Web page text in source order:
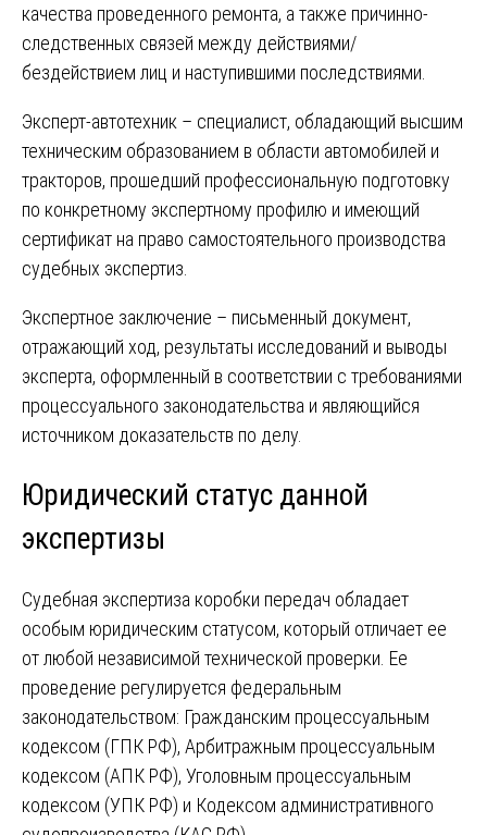
качества проведенного ремонта, а также причинно-
следственных связей между действиями/
бездействием лиц и наступившими последствиями.
Эксперт-автотехник – специалист, обладающий высшим
техническим образованием в области автомобилей и
тракторов, прошедший профессиональную подготовку
по конкретному экспертному профилю и имеющий
сертификат на право самостоятельного производства
судебных экспертиз.
Экспертное заключение – письменный документ,
отражающий ход, результаты исследований и выводы
эксперта, оформленный в соответствии с требованиями
процессуального законодательства и являющийся
источником доказательств по делу.
Юридический статус данной
экспертизы
Судебная экспертиза коробки передач обладает
особым юридическим статусом, который отличает ее
от любой независимой технической проверки. Ее
проведение регулируется федеральным
законодательством: Гражданским процессуальным
кодексом (ГПК РФ), Арбитражным процессуальным
кодексом (АПК РФ), Уголовным процессуальным
кодексом (УПК РФ) и Кодексом административного